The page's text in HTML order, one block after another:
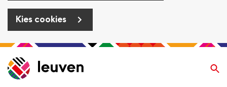
Kies cookies
Overslaan
en
naar